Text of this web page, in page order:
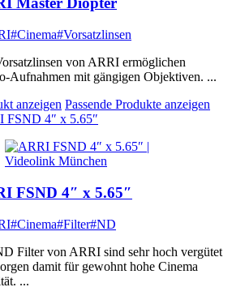
#Cinema#Vorsatzlinsen
von ARRI ermöglichen
Aufnahmen mit gängigen Objektiven. ...
anzeigen Passende Produkte anzeigen
FSND 4″ x 5.65″
FSND 4″ x 5.65″
#Cinema#Filter#ND
Filter von ARRI sind sehr hoch vergütet
damit für gewohnt hohe Cinema
...